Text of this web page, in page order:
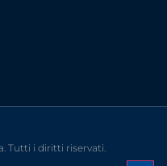
Tutti i diritti riservati.